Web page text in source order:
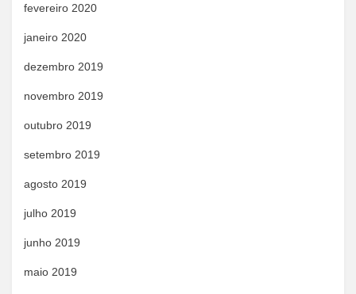
fevereiro 2020
janeiro 2020
dezembro 2019
novembro 2019
outubro 2019
setembro 2019
agosto 2019
julho 2019
junho 2019
maio 2019